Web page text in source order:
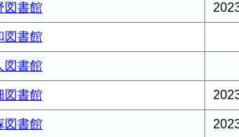
図書館
図書館
図書館
図書館
図書館